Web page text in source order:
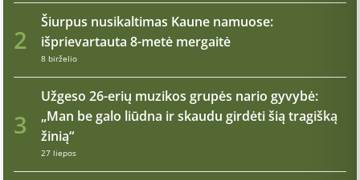
2
Šiurpus nusikaltimas Kaune namuose:
išprievartauta 8-metė mergaitė
8 birželio
3
Užgeso 26-erių muzikos grupės nario gyvybė:
„Man be galo liūdna ir skaudu girdėti šią tragišką
žinią“
27 liepos